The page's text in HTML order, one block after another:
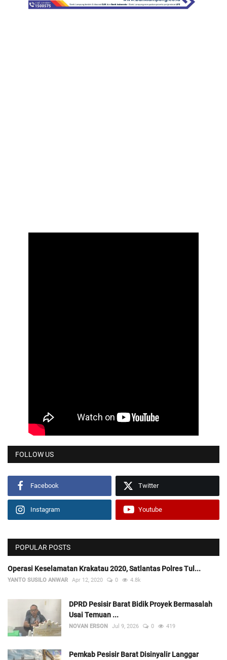
FOLLOW US
Facebook Twitter
Instagram Youtube
POPULAR POSTS
Operasi Keselamatan Krakatau 2020, Satlantas Polres Tul...
YANTO SUSILO ANWAR Apr 12, 2020 0 4.8k
DPRD Pesisir Barat Bidik Proyek Bermasalah
Usai Temuan ...
NOVAN ERSON Jul 9, 2026 0 419
Pemkab Pesisir Barat Disinyalir Langgar